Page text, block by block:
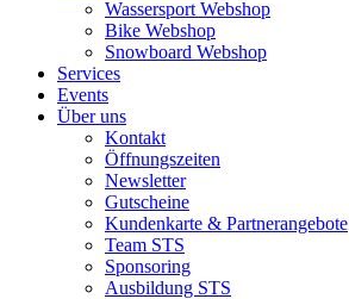
Wassersport Webshop
Bike Webshop
Snowboard Webshop
Services
Events
Über uns
Kontakt
Öffnungszeiten
Newsletter
Gutscheine
Kundenkarte & Partnerangebote
Team STS
Sponsoring
Ausbildung STS